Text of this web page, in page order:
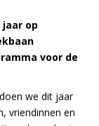
op
voor de
we dit jaar
vriendinnen en